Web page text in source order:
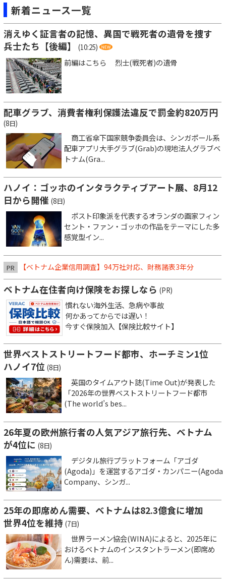
新着ニュース一覧
消えゆく証言者の記憶、異国で戦死者の遺骨を捜す
兵士たち【後編】
(10:25)
前編はこちら 烈士(戦死者)の遺骨
配車グラブ、消費者権利保護法違反で罰金約820万円
(8日)
商工省傘下国家競争委員会は、シンガポール系
配車アプリ大手グラブ(Grab)の現地法人グラブベ
トナム(Gra...
ハノイ：ゴッホのインタラクティブアート展、8月12
日から開催 (8日)
ポスト印象派を代表するオランダの画家フィン
セント・ファン・ゴッホの作品をテーマにした多
感覚型イン...
PR 【ベトナム企業信用調査】94万社対応、財務諸表3年分
ベトナム在住者向け保険をお探しなら (PR)
慣れない海外生活、急病や事故
何かあってからでは遅い！
今すぐ保険加入【保険比較サイト】
世界ベストストリートフード都市、ホーチミン1位
ハノイ7位 (8日)
英国のタイムアウト誌(Time Out)が発表した
「2026年の世界ベストストリートフード都市
(The world’s bes...
26年夏の欧州旅行者の人気アジア旅行先、ベトナム
が4位に (8日)
デジタル旅行プラットフォーム「アゴダ
(Agoda)」を運営するアゴダ・カンパニー(Agoda
Company、シンガ...
25年の即席めん需要、ベトナムは82.3億食に増加
世界4位を維持 (7日)
世界ラーメン協会(WINA)によると、2025年に
おけるベトナムのインスタントラーメン(即席め
ん)需要は、前...